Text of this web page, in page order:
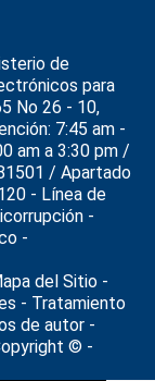
de
para
No 26 - 10,
7:45 am -
am a 3:30 pm /
/ Apartado
- Línea de
-
-
del Sitio -
- Tratamiento
de autor -
© -